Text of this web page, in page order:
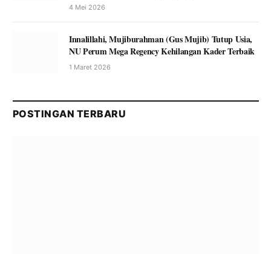
4 Mei 2026
Innalillahi, Mujiburahman (Gus Mujib) Tutup Usia,
NU Perum Mega Regency Kehilangan Kader Terbaik
1 Maret 2026
POSTINGAN TERBARU